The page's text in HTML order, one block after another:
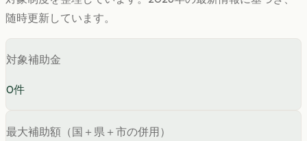
随時更新しています。
対象補助金
0件
最大補助額（国＋県＋市の併用）